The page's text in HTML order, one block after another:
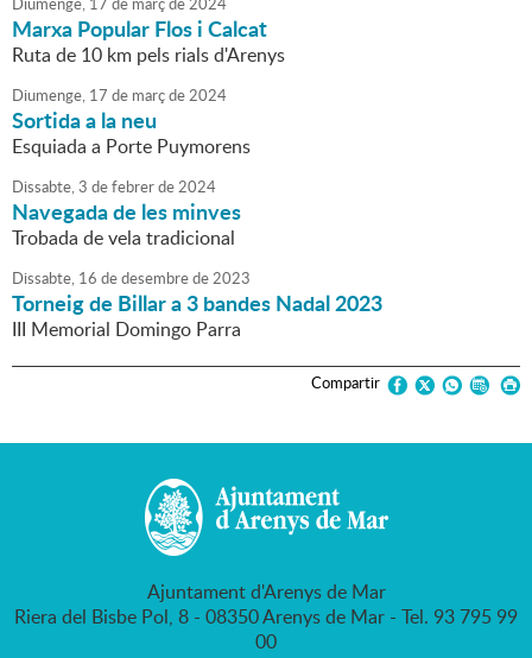
Marxa Popular Flos i Calcat
Ruta de 10 km pels rials d'Arenys
Diumenge, 17 de marçde2024
Sortida a la neu
Esquiada a Porte Puymorens
Dissabte,3 defebrerde2024
Navegada de les minves
Trobada de vela tradicional
Dissabte, 16 dedesembrede2023
Torneig de Billar a 3 bandes Nadal 2023
III Memorial Domingo Parra
Compartir
Ajuntament d'Arenys de Mar
Riera del Bisbe Pol, 8 - 08350 Arenys de Mar - Tel. 93 795 99
00